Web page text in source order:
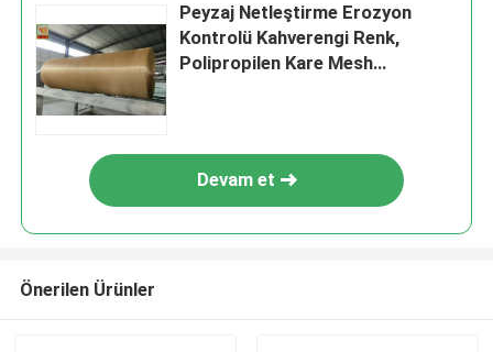
Peyzaj Netleştirme Erozyon
Kontrolü Kahverengi Renk,
Polipropilen Kare Mesh
Devam et
Önerilen Ürünler